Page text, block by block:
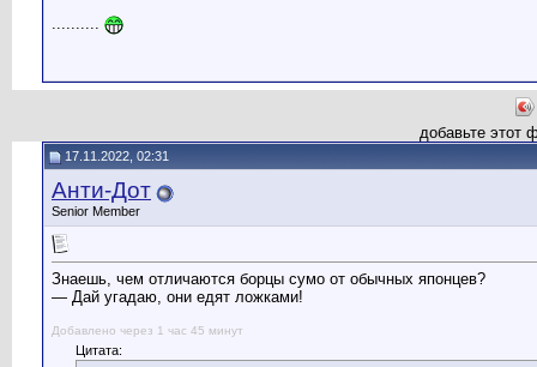
..........
добавьте этот
17.11.2022, 02:31
Анти-Дот
Senior Member
Знаешь, чем отличаются борцы сумо от обычных японцев?
— Дай угадаю, они едят ложками!
Добавлено через 1 час 45 минут
Цитата: